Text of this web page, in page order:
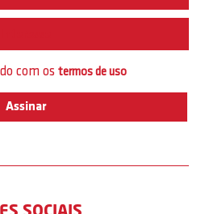
com os termos de uso